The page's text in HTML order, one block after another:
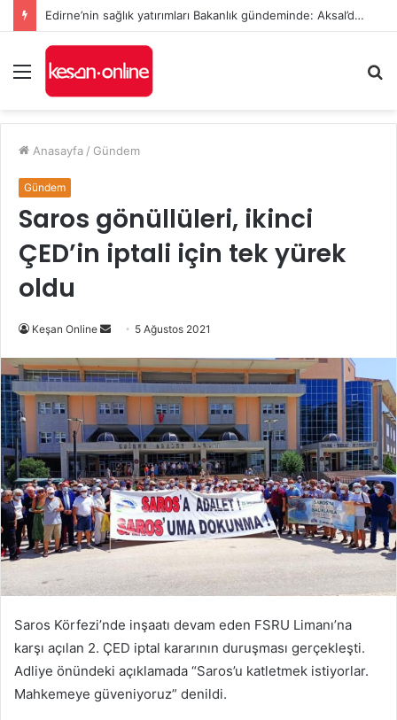
Edirne’nin sağlık yatırımları Bakanlık gündeminde: Aksal’dan Keşan için iki önemli talep
Menü
...
Anasayfa / Gündem
Gündem
Saros gönüllüleri, ikinci
ÇED’in iptali için tek yürek
oldu
Keşan Online
Bir
posta
göndermek
5 Ağustos 2021
Saros Körfezi’nde inşaatı devam eden FSRU Limanı’na
karşı açılan 2. ÇED iptal kararının duruşması gerçekleşti.
Adliye önündeki açıklamada “Saros’u katletmek istiyorlar.
Mahkemeye güveniyoruz” denildi.